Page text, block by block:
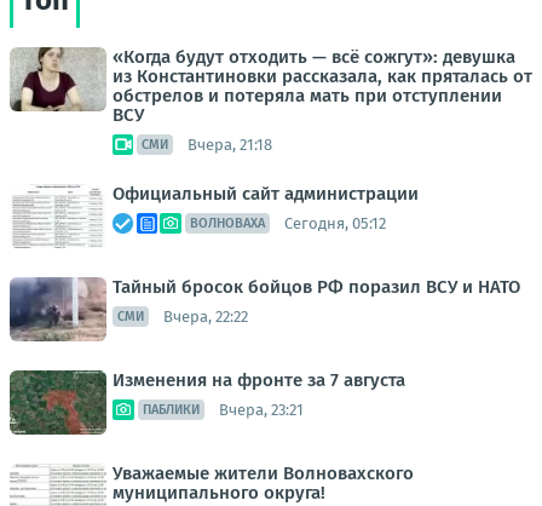
«Когда будут отходить — всё сожгут»: девушка
из Константиновки рассказала, как пряталась от
обстрелов и потеряла мать при отступлении
ВСУ
СМИ Вчера, 21:18
Официальный сайт администрации
ВОЛНОВАХА Сегодня, 05:12
Тайный бросок бойцов РФ поразил ВСУ и НАТО
СМИ Вчера, 22:22
Изменения на фронте за 7 августа
ПАБЛИКИ Вчера, 23:21
Уважаемые жители Волновахского
муниципального округа!